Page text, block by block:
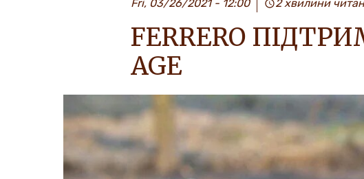
Fri, 03/26/2021 - 12:00 2 хвилини
FERRERO
AGE